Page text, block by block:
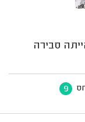
סבירה
9